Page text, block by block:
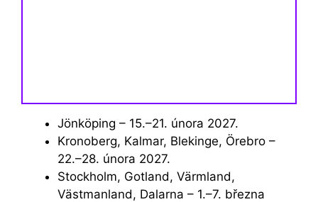
Jönköping – 15.–21. února 2027.
Kronoberg, Kalmar, Blekinge, Örebro –
22.–28. února 2027.
Stockholm, Gotland, Värmland,
Västmanland, Dalarna – 1.–7. března